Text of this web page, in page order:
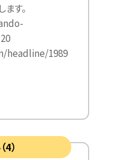
す。
headline/1989
）